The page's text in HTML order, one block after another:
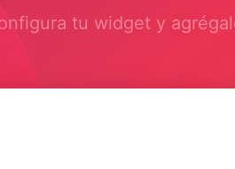
tu widget y